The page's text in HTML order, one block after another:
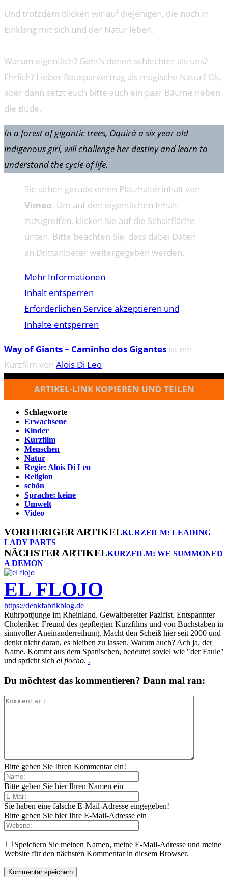
Und trotzdem blicken wir auf diejenigen, die noch in
Einklang mit sich und der Natur leben.
Warum eigentlich? Geht’s denen schlechter als uns?
Ehrlich? Lieber Bausparvertrag als magische Natur? Ok,
aber dann setzt euch bitte auch ein paar Bäume neben
die Bude.
In a forest of gigantic trees, Oquirá a six year old
indigenous girl, will challenge her destiny and learn to
understand the cycle of life.
Sie sehen gerade einen Platzhalterinhalt von
Vimeo. Um auf den eigentlichen Inhalt
zuzugreifen, klicken Sie auf die Schaltfläche
unten. Bitte beachten Sie, dass dabei Daten
an Drittanbieter weitergegeben werden.
Mehr Informationen
Inhalt entsperren
Erforderlichen Service akzeptieren und
Inhalte entsperren
Way of Giants – Caminho dos Gigantes ist ein
Kurzfilm von Alois Di Leo.
ARTIKEL-LINK KOPIEREN UND TEILEN
Schlagworte
Erwachsene
Kinder
Kurzfilm
Menschen
Natur
Regie: Alois Di Leo
Religion
schön
Sprache: keine
Umwelt
Video
VORHERIGER ARTIKELKURZFILM: LEADING
LADY PARTS
NÄCHSTER ARTIKELKURZFILM: WE SUMMONED
A DEMON
EL FLOJO
https://denkfabrikblog.de
Ruhrpottjunge im Rheinland. Gewaltbereiter Pazifist. Entspannter
Choleriker. Freund des gepflegten Kurzfilms und von Buchstaben in
sinnvoller Aneinanderreihung. Macht den Scheiß hier seit 2000 und
denkt nicht daran, es bleiben zu lassen. Warum auch? Ach ja, der
Name. Kommt aus dem Spanischen, bedeutet soviel wie "der Faule"
und spricht sich el flocho. .
Du möchtest das kommentieren? Dann mal ran:
Bitte geben Sie Ihren Kommentar ein!
Bitte geben Sie hier Ihren Namen ein
Sie haben eine falsche E-Mail-Adresse eingegeben!
Bitte geben Sie hier Ihre E-Mail-Adresse ein
Speichern Sie meinen Namen, meine E-Mail-Adresse und meine
Website für den nächsten Kommentar in diesem Browser.